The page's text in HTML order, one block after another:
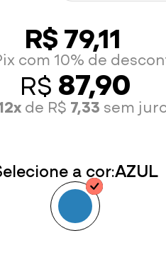
R$ 79,11
com 10% de
R$ 87,90
de R$ 7,33 sem
a cor:AZUL